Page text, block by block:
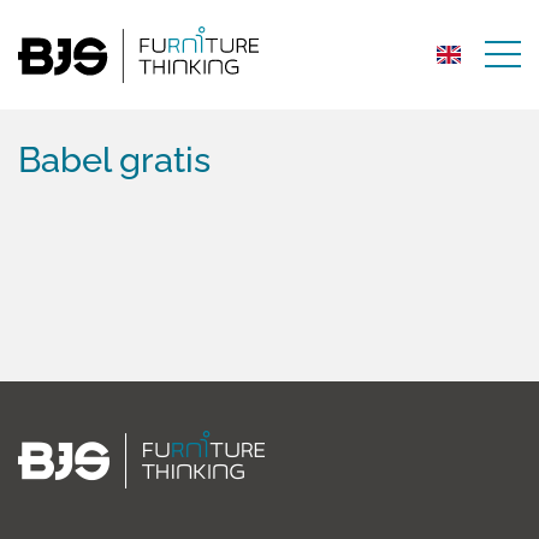
Babel gratis